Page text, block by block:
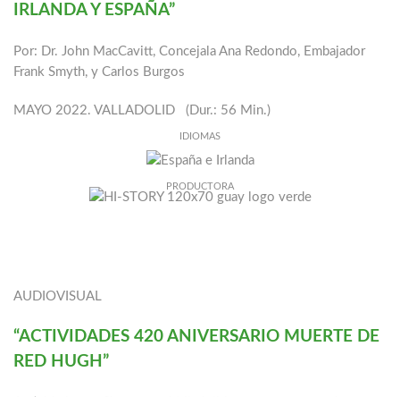
IRLANDA Y ESPAÑA”
Por: Dr. John MacCavitt, Concejala Ana Redondo, Embajador
Frank Smyth, y Carlos Burgos
MAYO 2022. VALLADOLID (Dur.: 56 Min.)
IDIOMAS
PRODUCTORA
AUDIOVISUAL
“ACTIVIDADES 420 ANIVERSARIO MUERTE DE
RED HUGH”